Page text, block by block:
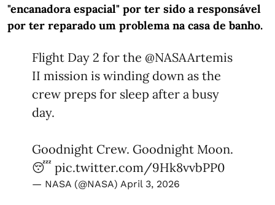
"encanadora espacial" por ter sido a responsável
por ter reparado um problema na casa de banho.
Flight Day 2 for the @NASAArtemis
II mission is winding down as the
crew preps for sleep after a busy
day.
Goodnight Crew. Goodnight Moon.
😴 pic.twitter.com/9Hk8vvbPP0
— NASA (@NASA) April 3, 2026